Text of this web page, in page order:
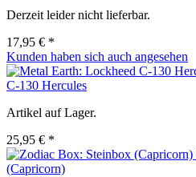
Derzeit leider nicht lieferbar.
17,95 € *
Kunden haben sich auch angesehen
C-130 Hercules
Artikel auf Lager.
25,95 € *
(Capricorn)